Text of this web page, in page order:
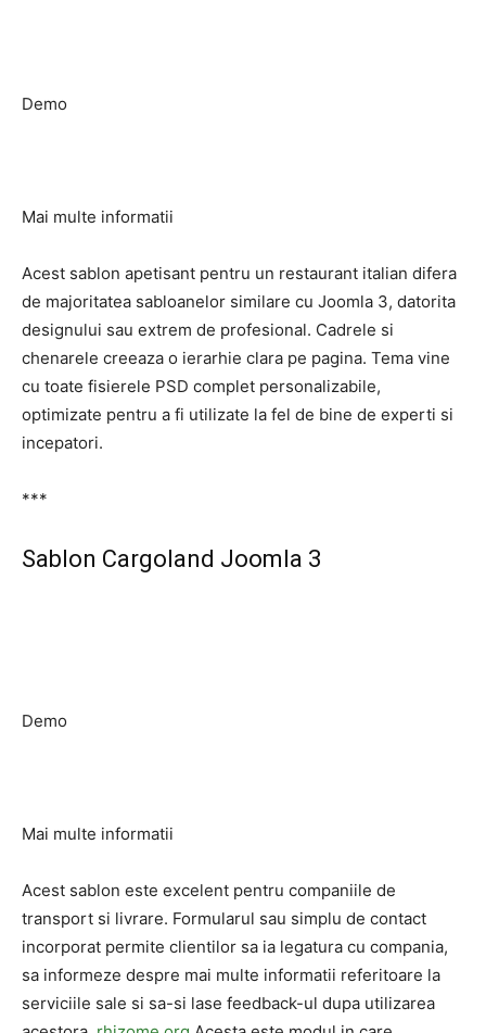
Demo
Mai multe informatii
Acest sablon apetisant pentru un restaurant italian difera
de majoritatea sabloanelor similare cu Joomla 3, datorita
designului sau extrem de profesional. Cadrele si
chenarele creeaza o ierarhie clara pe pagina. Tema vine
cu toate fisierele PSD complet personalizabile,
optimizate pentru a fi utilizate la fel de bine de experti si
incepatori.
***
Sablon Cargoland Joomla 3
Demo
Mai multe informatii
Acest sablon este excelent pentru companiile de
transport si livrare. Formularul sau simplu de contact
incorporat permite clientilor sa ia legatura cu compania,
sa informeze despre mai multe informatii referitoare la
serviciile sale si sa-si lase feedback-ul dupa utilizarea